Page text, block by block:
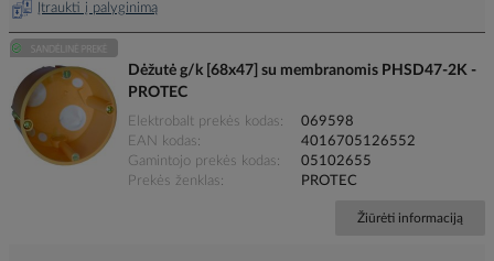
Įtraukti į palyginimą
Dėžutė g/k [68x47] su membranomis PHSD47-2K -
PROTEC
Elektrobalt prekės kodas
069598
EAN kodas
4016705126552
Gamintojo prekės kodas
05102655
Prekės ženklas
PROTEC
Žiūrėti informaciją